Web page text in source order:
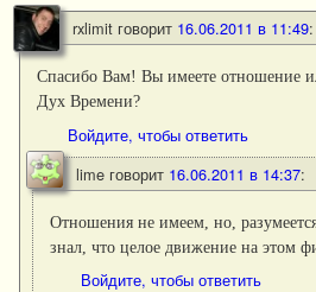
rxlimit говорит 16.06.2011 в 11:49:
Спасибо Вам! Вы имеете отношение
Дух Времени?
Войдите, чтобы ответить
lime говорит 16.06.2011 в 14:37:
Отношения не имеем, но,
знал, что целое движение на этом
Войдите, чтобы ответить